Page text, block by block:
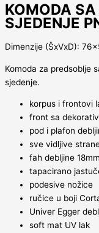
KOMODA
SJEDENJE
Dimenzije (ŠxVxD):
Komoda za predsoblje
sjedenje.
korpus i frontovi
front sa
pod i plafon
sve vidljive
fah debljine 18mm
tapacirano
podesive nožice
ručice u boji
Univer Egger
soft mat UV lak